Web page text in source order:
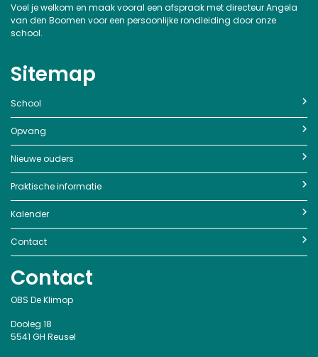
Voel je welkom en maak vooral een afspraak met directeur Angela
van den Boomen voor een persoonlijke rondleiding door onze
school.
Sitemap
School
Opvang
Nieuwe ouders
Praktische informatie
Kalender
Contact
Contact
OBS De Klimop
Dooleg 18
5541 GH Reusel